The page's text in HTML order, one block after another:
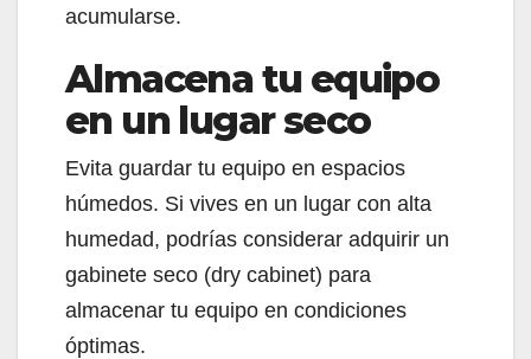
acumularse.
Almacena tu equipo
en un lugar seco
Evita guardar tu equipo en espacios
húmedos. Si vives en un lugar con alta
humedad, podrías considerar adquirir un
gabinete seco (dry cabinet) para
almacenar tu equipo en condiciones
óptimas.